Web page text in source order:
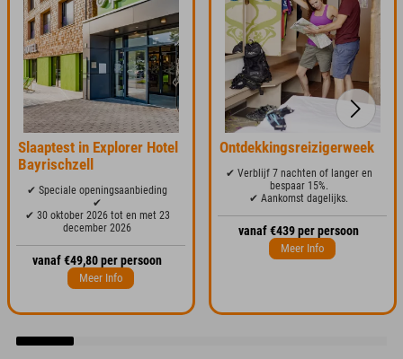
Slaaptest in Explorer Hotel
Bayrischzell
✔ Speciale openingsaanbieding
✔
✔ 30 oktober 2026 tot en met 23
december 2026
vanaf €49,80 per persoon
Meer Info
Ontdekkingsreizigerweek
✔ Verblijf 7 nachten of langer en
bespaar 15%.
✔ Aankomst dagelijks.
vanaf €439 per persoon
Meer Info